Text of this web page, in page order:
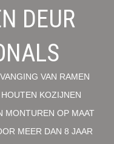
DEUR
VAN RAMEN
KOZIJNEN
MONTUREN OP MAAT
MEER DAN 8 JAAR